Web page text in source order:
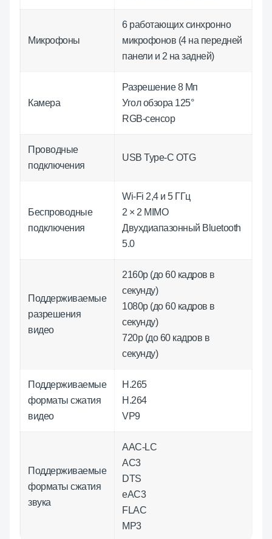
Микрофоны
6 работающих синхронно
микрофонов (4 на передней
панели и 2 на задней)
Камера
Разрешение 8 Мп
Угол обзора 125°
RGB-сенсор
Проводные
подключения
USB Type-C OTG
Беспроводные
подключения
Wi-Fi 2,4 и 5 ГГц
2 × 2 MIMO
Двухдиапазонный Bluetooth
5.0
Поддерживаемые
разрешения
видео
2160p (до 60 кадров в
секунду)
1080p (до 60 кадров в
секунду)
720p (до 60 кадров в
секунду)
Поддерживаемые
форматы сжатия
видео
H.265
H.264
VP9
Поддерживаемые
форматы сжатия
звука
AAC-LC
AC3
DTS
eAC3
FLAC
MP3